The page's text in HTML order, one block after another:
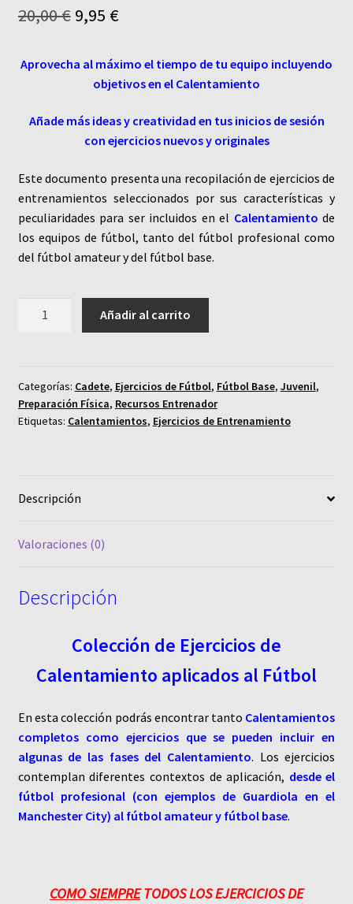
20,00€ El
original
20,00 €.
9,95 €El
actual
9,95 €.
Aprovecha al máximo el tiempo de tu equipo incluyendo
objetivos en el Calentamiento
Añade más ideas y creatividad en tus inicios de sesión
con ejercicios nuevos y originales
Este documento presenta una recopilación de ejercicios de
entrenamientos seleccionados por sus características y
peculiaridades para ser incluidos en el Calentamiento de
los equipos de fútbol, tanto del fútbol profesional como
del fútbol amateur y del fútbol base.
Calentamiento
aplicados
al
Añadir al carrito
Categorías: Cadete, Ejercicios de Fútbol, Fútbol Base, Juvenil,
Preparación Física, Recursos Entrenador
Etiquetas: Calentamientos, Ejercicios de Entrenamiento
Descripción
Valoraciones (0)
Descripción
Colección de Ejercicios de
Calentamiento aplicados al Fútbol
En esta colección podrás encontrar tanto Calentamientos
completos como ejercicios que se pueden incluir en
algunas de las fases del Calentamiento. Los ejercicios
contemplan diferentes contextos de aplicación, desde el
fútbol profesional (con ejemplos de Guardiola en el
Manchester City) al fútbol amateur y fútbol base.
COMO SIEMPRETODOS LOS EJERCICIOS DE